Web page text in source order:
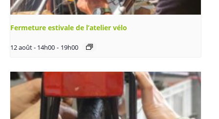
Fermeture estivale de l’atelier vélo
12 août - 14h00 - 19h00